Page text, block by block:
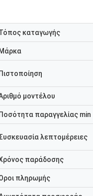
καταγωγής
Μάρκα
Πιστοποίηση
μοντέλου
Ποσότητα παραγγελίας min
λεπτομέρειες
παράδοσης
πληρωμής